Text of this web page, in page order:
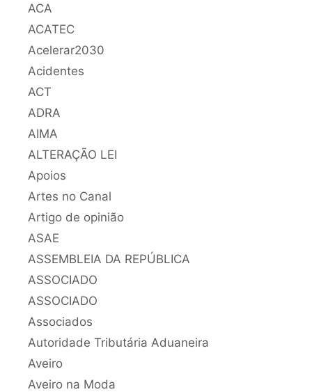
ACA
ACATEC
Acelerar2030
Acidentes
ACT
ADRA
AIMA
ALTERAÇÃO LEI
Apoios
Artes no Canal
Artigo de opinião
ASAE
ASSEMBLEIA DA REPÚBLICA
ASSOCIADO
ASSOCIADO
Associados
Autoridade Tributária Aduaneira
Aveiro
Aveiro na Moda